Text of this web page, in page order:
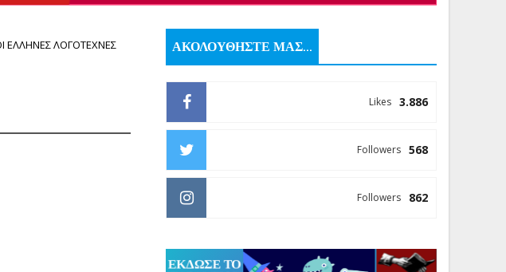
ΕΛΛΗΝΕΣ ΛΟΓΟΤΕΧΝΕΣ ΑΚΟΛΟΥΘΗΣΤΕ ΜΑΣ...
3.886
Likes
568
Followers
862
Followers